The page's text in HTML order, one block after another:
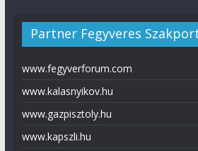
Partner Fegyveres
www.fegyverforum.com
www.kalasnyikov.hu
www.gazpisztoly.hu
www.kapszli.hu